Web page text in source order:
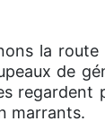
la
de
regardent
marrants.